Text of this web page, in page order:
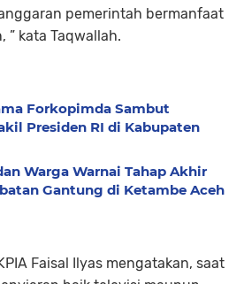
pemerintah bermanfaat
” kata Taqwallah.
Forkopimda Sambut
Presiden RI di Kabupaten
Warga Warnai Tahap Akhir
Gantung di Ketambe Aceh
Faisal Ilyas mengatakan, saat